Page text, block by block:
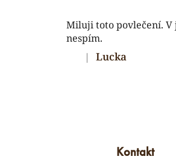
Miluji toto povlečení. V
nespím.
Hodnocení produktu je
| Lucka
Kontakt